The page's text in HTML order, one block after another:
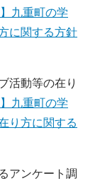
九重町の学
に関する方針
活動等の在り
九重町の学
り方に関する
アンケート調